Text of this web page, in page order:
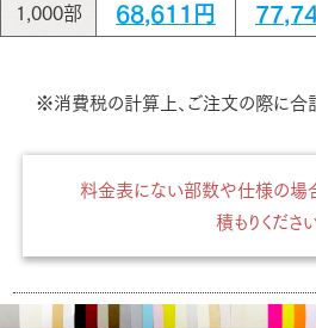
1,000部 68,611円
※消費税の計算上、ご注文の際に合
料金表にない部数や仕様の場
積もりくださ